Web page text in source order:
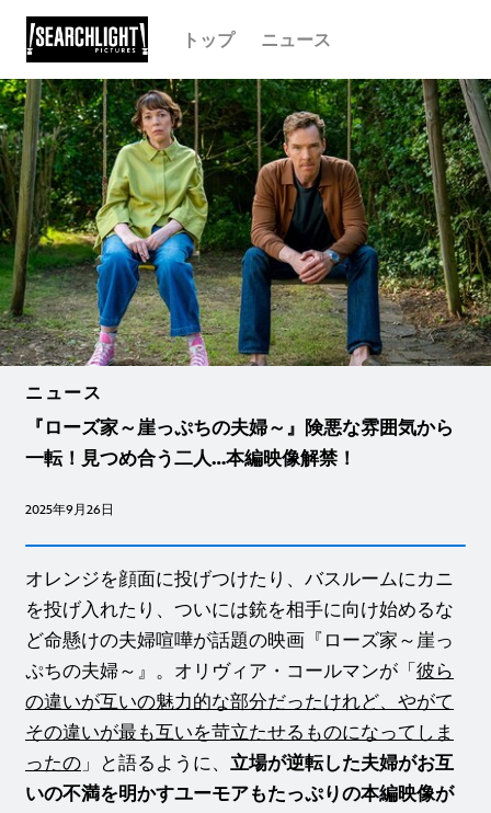
トップ ニュース
ニュース
『ローズ家～崖っぷちの夫婦～』険悪な雰囲気から
一転！見つめ合う二人…本編映像解禁！
2025年9月26日
オレンジを顔面に投げつけたり、バスルームにカニ
を投げ入れたり、ついには銃を相手に向け始めるな
ど命懸けの夫婦喧嘩が話題の映画『ローズ家～崖っ
ぷちの夫婦～』。オリヴィア・コールマンが「 彼ら
の違いが互いの魅⼒的な部分だったけれど、やがて
その違いが最も互いを苛⽴たせるものになってしま
ったの 」と語るように、 立場が逆転した夫婦がお互
いの不満を明かすユーモアもたっぷりの本編映像が